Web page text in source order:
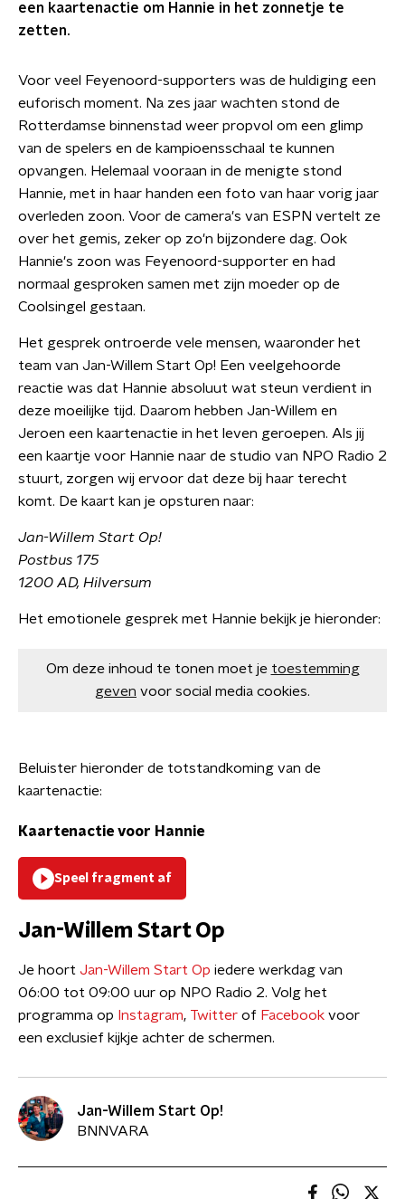
een kaartenactie om Hannie in het zonnetje te
zetten.
Voor veel Feyenoord-supporters was de huldiging een
euforisch moment. Na zes jaar wachten stond de
Rotterdamse binnenstad weer propvol om een glimp
van de spelers en de kampioensschaal te kunnen
opvangen. Helemaal vooraan in de menigte stond
Hannie, met in haar handen een foto van haar vorig jaar
overleden zoon. Voor de camera's van ESPN vertelt ze
over het gemis, zeker op zo'n bijzondere dag. Ook
Hannie's zoon was Feyenoord-supporter en had
normaal gesproken samen met zijn moeder op de
Coolsingel gestaan.
Het gesprek ontroerde vele mensen, waaronder het
team van Jan-Willem Start Op! Een veelgehoorde
reactie was dat Hannie absoluut wat steun verdient in
deze moeilijke tijd. Daarom hebben Jan-Willem en
Jeroen een kaartenactie in het leven geroepen. Als jij
een kaartje voor Hannie naar de studio van NPO Radio 2
stuurt, zorgen wij ervoor dat deze bij haar terecht
komt. De kaart kan je opsturen naar:
Jan-Willem Start Op!
Postbus 175
1200 AD, Hilversum
Het emotionele gesprek met Hannie bekijk je hieronder:
Om deze inhoud te tonen moet je toestemming
geven voor social media cookies.
Beluister hieronder de totstandkoming van de
kaartenactie:
Kaartenactie voor Hannie
Speel fragment af
Jan-Willem Start Op
Je hoort Jan-Willem Start Op iedere werkdag van
06:00 tot 09:00 uur op NPO Radio 2. Volg het
programma op Instagram, Twitter of Facebook voor
een exclusief kijkje achter de schermen.
Jan-Willem Start Op!
BNNVARA